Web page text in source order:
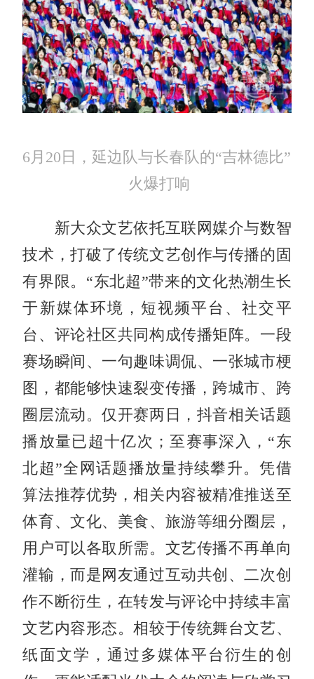
6月20日，延边队与长春队的“吉林德比”
火爆打响
新大众文艺依托互联网媒介与数智
技术，打破了传统文艺创作与传播的固
有界限。“东北超”带来的文化热潮生长
于新媒体环境，短视频平台、社交平
台、评论社区共同构成传播矩阵。一段
赛场瞬间、一句趣味调侃、一张城市梗
图，都能够快速裂变传播，跨城市、跨
圈层流动。仅开赛两日，抖音相关话题
播放量已超十亿次；至赛事深入，“东
北超”全网话题播放量持续攀升。凭借
算法推荐优势，相关内容被精准推送至
体育、文化、美食、旅游等细分圈层，
用户可以各取所需。文艺传播不再单向
灌输，而是网友通过互动共创、二次创
作不断衍生，在转发与评论中持续丰富
文艺内容形态。相较于传统舞台文艺、
纸面文学，通过多媒体平台衍生的创